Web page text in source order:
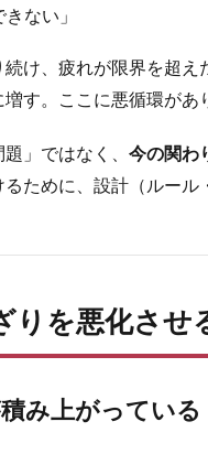
ない」
け、疲れが限界を超え
す。ここに悪循環があ
」ではなく、 今の関わ
ために、設計（ルー
りを悪化させ
み上がっている